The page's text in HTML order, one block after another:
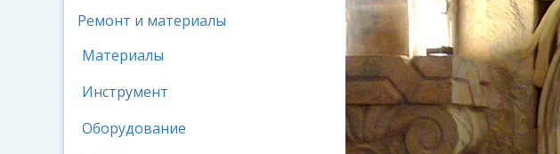
Ремонт и материалы
Материалы
Инструмент
Оборудование